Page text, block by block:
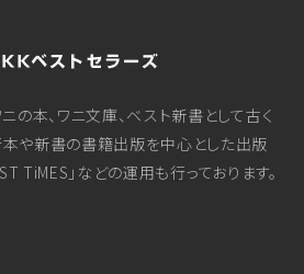
の本、ワニ文庫、ベスト新書として古く
や新書の書籍出版を中心とした出版
TiMES」などの運用も行っております。